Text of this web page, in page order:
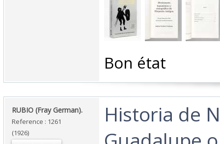
‎Bon état‎
‎RUBIO (Fray German).‎
Reference : 1261
(1926)
‎Historia de